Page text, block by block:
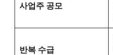
사업주 공모
반복 수급